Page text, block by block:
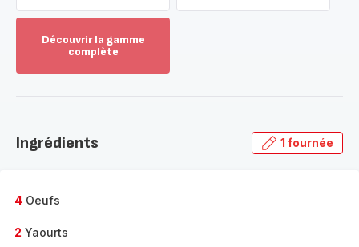
Découvrir la gamme
complète
gamme
Ingrédients 1 fournée
4 Oeufs
2 Yaourts